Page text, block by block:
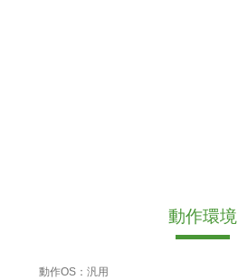
動作環境
動作OS：汎用